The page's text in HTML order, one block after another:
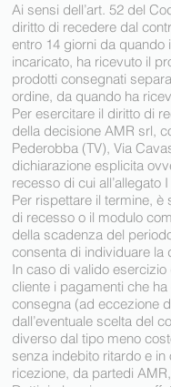
Ai sensi dell’art. 52 del
diritto di recedere dal
entro 14 giorni da quando
incaricato, ha ricevuto il
prodotti consegnati
ordine, da quando ha
Per esercitare il diritto di
della decisione AMR srl,
Pederobba (TV), Via
dichiarazione esplicita
recesso di cui all’allegato
Per rispettare il termine, è
di recesso o il modulo
della scadenza del
consenta di individuare la
In caso di valido
cliente i pagamenti che
consegna (ad eccezione
dall’eventuale scelta del
diverso dal tipo meno
senza indebito ritardo e
ricezione, da partedi